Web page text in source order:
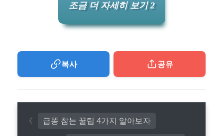
조금 더 자세히 보기 2
복사 공유
급똥 참는 꿀팁 4가지 알아보자